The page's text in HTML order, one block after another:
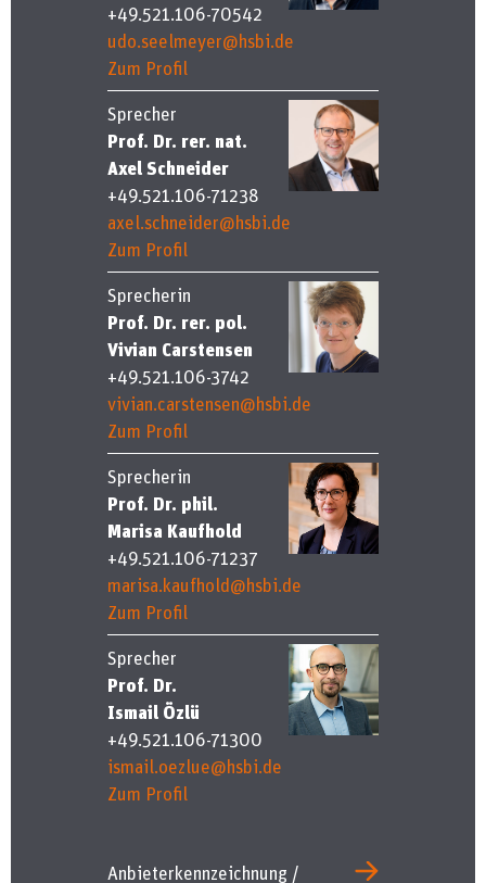
+49.521.106-70542
udo.seelmeyer@hsbi.de
Zum Profil
Sprecher
Prof. Dr. rer. nat.
Axel Schneider
+49.521.106-71238
axel.schneider@hsbi.de
Zum Profil
Sprecherin
Prof. Dr. rer. pol.
Vivian Carstensen
+49.521.106-3742
vivian.carstensen@hsbi.de
Zum Profil
Sprecherin
Prof. Dr. phil.
Marisa Kaufhold
+49.521.106-71237
marisa.kaufhold@hsbi.de
Zum Profil
Sprecher
Prof. Dr.
Ismail Özlü
+49.521.106-71300
ismail.oezlue@hsbi.de
Zum Profil
Anbieterkennzeichnung /